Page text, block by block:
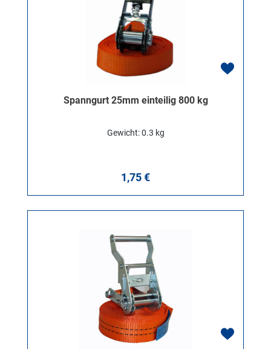
Spanngurt 25mm einteilig 800 kg
Gewicht: 0.3 kg
Regulärer Preis:
1,75 €